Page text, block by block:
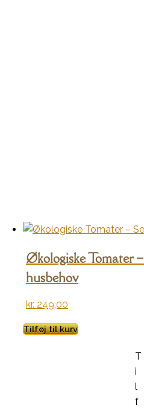
Økologiske Tomater
husbehov
kr. 249,00
Tilføj til kurv
T
i
l
f